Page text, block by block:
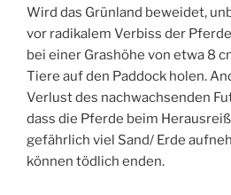
Wird das Grünland beweidet,
vor radikalem Verbiss der
bei einer Grashöhe von etwa 8
Tiere auf den Paddock holen.
Verlust des nachwachsenden
dass die Pferde beim
gefährlich viel Sand/ Erde
können tödlich enden.